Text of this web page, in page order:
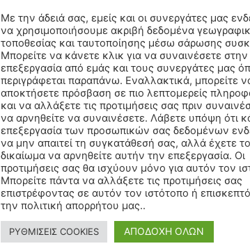
Με την άδειά σας, εμείς και οι συνεργάτες μας
να χρησιμοποιήσουμε ακριβή δεδομένα
τοποθεσίας και ταυτοποίησης μέσω σάρωσης
Μπορείτε να κάνετε κλικ για να συναινέσετε στην
επεξεργασία από εμάς και τους συνεργάτες μας
περιγράφεται παραπάνω. Εναλλακτικά, μπορείτε
αποκτήσετε πρόσβαση σε πιο λεπτομερείς
και να αλλάξετε τις προτιμήσεις σας πριν
να αρνηθείτε να συναινέσετε. Λάβετε υπόψη ότι
επεξεργασία των προσωπικών σας δεδομένων
να μην απαιτεί τη συγκατάθεσή σας, αλλά έχετε το
δικαίωμα να αρνηθείτε αυτήν την επεξεργασία. Οι
προτιμήσεις σας θα ισχύουν μόνο για αυτόν τον
Μπορείτε πάντα να αλλάξετε τις προτιμήσεις σας
επιστρέφοντας σε αυτόν τον ιστότοπο ή
την πολιτική απορρήτου μας..
ΡΥΘΜΙΣΕΙΣ COOKIES ΑΠΟΔΟΧΗ ΟΛΩΝ